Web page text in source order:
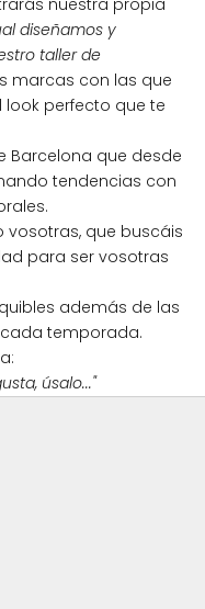
diseñamos y
taller de
marcas con las que
perfecto que te
Barcelona que desde
tendencias con
vosotras, que buscáis
para ser vosotras
además de las
temporada.
úsalo..."